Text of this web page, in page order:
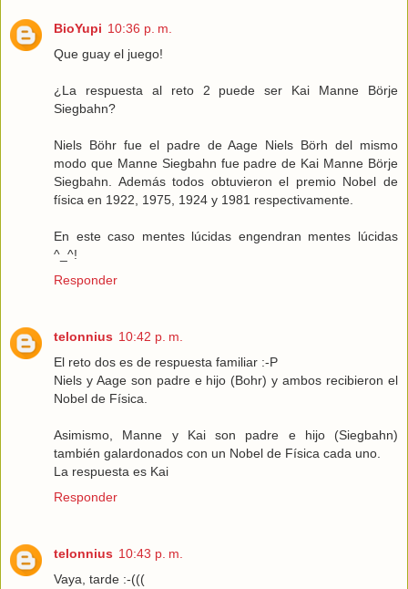
BioYupi 10:36 p. m.
Que guay el juego!
¿La respuesta al reto 2 puede ser Kai Manne Börje
Siegbahn?
Niels Böhr fue el padre de Aage Niels Börh del mismo
modo que Manne Siegbahn fue padre de Kai Manne Börje
Siegbahn. Además todos obtuvieron el premio Nobel de
física en 1922, 1975, 1924 y 1981 respectivamente.
En este caso mentes lúcidas engendran mentes lúcidas
^_^!
Responder
telonnius 10:42 p. m.
El reto dos es de respuesta familiar :-P
Niels y Aage son padre e hijo (Bohr) y ambos recibieron el
Nobel de Física.
Asimismo, Manne y Kai son padre e hijo (Siegbahn)
también galardonados con un Nobel de Física cada uno.
La respuesta es Kai
Responder
telonnius 10:43 p. m.
Vaya, tarde :-(((